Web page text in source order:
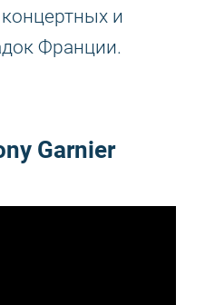
и
Франции.
Garnier